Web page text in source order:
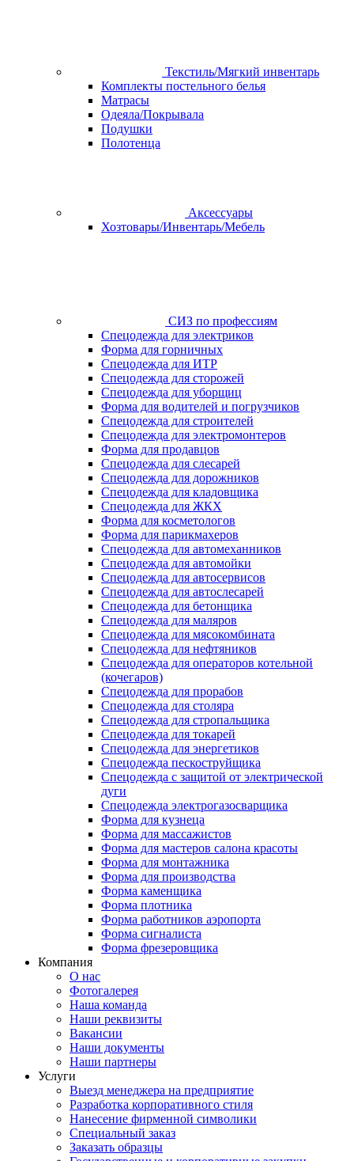
Текстиль/Мягкий инвентарь
Комплекты постельного белья
Матрасы
Одеяла/Покрывала
Подушки
Полотенца
Аксессуары
Хозтовары/Инвентарь/Мебель
СИЗ по профессиям
Спецодежда для электриков
Форма для горничных
Спецодежда для ИТР
Спецодежда для сторожей
Спецодежда для уборщиц
Форма для водителей и погрузчиков
Спецодежда для строителей
Спецодежда для электромонтеров
Форма для продавцов
Спецодежда для слесарей
Спецодежда для дорожников
Спецодежда для кладовщика
Спецодежда для ЖКХ
Форма для косметологов
Форма для парикмахеров
Спецодежда для автомеханников
Спецодежда для автомойки
Спецодежда для автосервисов
Спецодежда для автослесарей
Спецодежда для бетонщика
Спецодежда для маляров
Спецодежда для мясокомбината
Спецодежда для нефтяников
Спецодежда для операторов котельной
(кочегаров)
Спецодежда для прорабов
Спецодежда для столяра
Спецодежда для стропальщика
Спецодежда для токарей
Спецодежда для энергетиков
Спецодежда пескоструйщика
Спецодежда с защитой от электрической
дуги
Спецодежда электрогазосварщика
Форма для кузнеца
Форма для массажистов
Форма для мастеров салона красоты
Форма для монтажника
Форма для производства
Форма каменщика
Форма плотника
Форма работников аэропорта
Форма сигналиста
Форма фрезеровщика
Компания
О нас
Фотогалерея
Наша команда
Наши реквизиты
Вакансии
Наши документы
Наши партнеры
Услуги
Выезд менеджера на предприятие
Разработка корпоративного стиля
Нанесение фирменной символики
Специальный заказ
Заказать образцы